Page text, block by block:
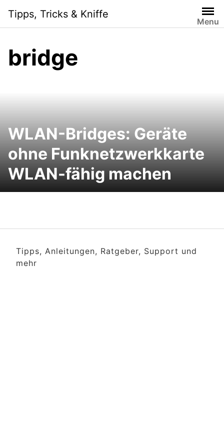
content
Tipps, Tricks & Kniffe
Menu
bridge
WLAN-Bridges: Geräte
ohne Funknetzwerkkarte
WLAN-fähig machen
Tipps, Anleitungen, Ratgeber, Support und
mehr